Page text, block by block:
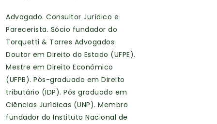
Advogado. Consultor Jurídico e
Parecerista. Sócio fundador do
Torquetti & Torres Advogados.
Doutor em Direito do Estado (UFPE).
Mestre em Direito Econômico
(UFPB). Pós-graduado em Direito
tributário (IDP). Pós graduado em
Ciências Jurídicas (UNP). Membro
fundador do Instituto Nacional de